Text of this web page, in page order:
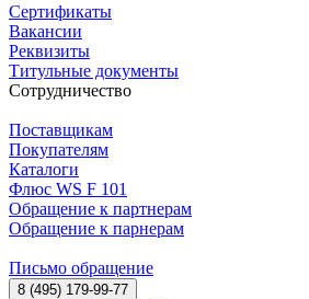
Сертификаты
Вакансии
Реквизиты
Титульные документы
Сотрудничество
Поставщикам
Покупателям
Каталоги
Флюс WS F 101
Обращение к партнерам
Обращение к парнерам
Письмо обращение
8 (495) 179-99-77